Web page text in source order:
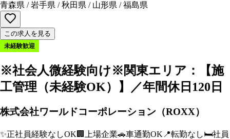
青森県 /岩手県 /秋田県 / 山形県 /福島県
この求人を見る
未経験歓迎
※社会人微経験向け※関東エリア：【施
工管理（未経験OK）】／年間休日120日
株式会社ワールドコーポレーション（ROXX）
✨正社員経験なしOK 🏢 上場企業🚗車通勤OK 📍転勤なし🛏️社員